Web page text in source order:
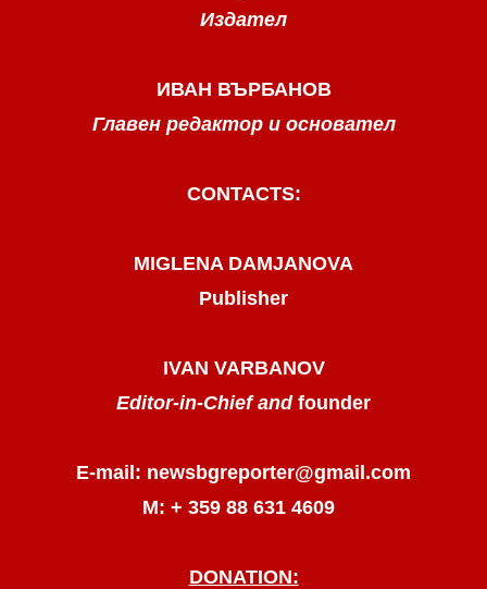
Издател
ИВАН ВЪРБАНОВ
Главен редактор и основател
CONTACTS:
MIGLENA DAMJANOVA
Publisher
IVAN VARBANOV
Editor-in-Chief and founder
E-mail: newsbgreporter@gmail.com
М: + 359 88 631 4609
DONATION: